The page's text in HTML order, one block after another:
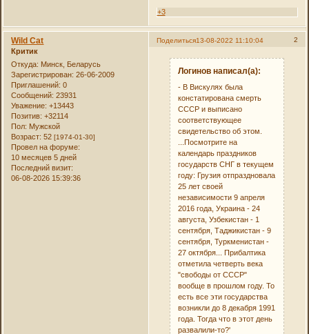
+3
Поделиться 2
13-08-2022 11:10:04
Wild Cat
Критик
Откуда: Минск, Беларусь
Зарегистрирован: 26-06-2009
Приглашений: 0
Сообщений: 23931
Уважение: +13443
Позитив: +32114
Пол: Мужской
Возраст: 52[1974-01-30]
Провел на форуме:
10 месяцев 5 дней
Последний визит:
06-08-2026 15:39:36
Логинов написал(а):
- В Вискулях была
констатирована смерть
СССР и выписано
соответствующее
свидетельство об этом.
...Посмотрите на
календарь праздников
государств СНГ в текущем
году: Грузия отпраздновала
25 лет своей
независимости 9 апреля
2016 года, Украина - 24
августа, Узбекистан - 1
сентября, Таджикистан - 9
сентября, Туркменистан -
27 октября... Прибалтика
отметила четверть века
"свободы от СССР"
вообще в прошлом году. То
есть все эти государства
возникли до 8 декабря 1991
года. Тогда что в этот день
развалили-то?'